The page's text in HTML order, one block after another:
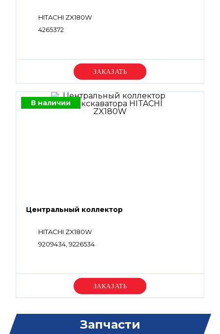
HITACHI ZX180W
4265372
Уточняйте цену
В наличии
Центральный коллектор
HITACHI ZX180W
9209434, 9226534
Уточняйте цену
Запчасти